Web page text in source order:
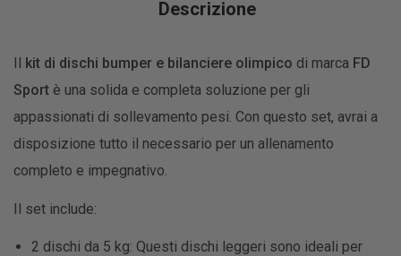
Descrizione
Il kit di dischi bumper e bilanciere olimpico di marca FD
Sport è una solida e completa soluzione per gli
appassionati di sollevamento pesi. Con questo set, avrai a
disposizione tutto il necessario per un allenamento
completo e impegnativo.
Il set include:
2 dischi da 5 kg: Questi dischi leggeri sono ideali per